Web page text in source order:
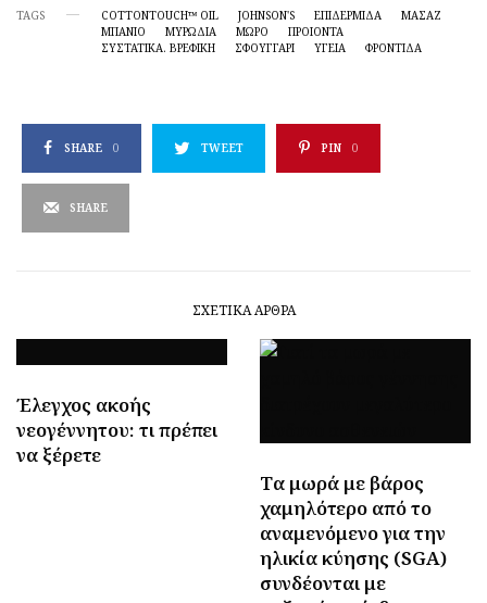
TAGS COTTONTOUCH™ OIL JOHNSON'S ΕΠΙΔΕΡΜΙΔΑ
ΜΑΣΑΖ
ΜΠΑΝΙΟ
ΜΥΡΩΔΙΑ ΜΩΡΟ
ΠΡΟΙΟΝΤΑ
ΣΥΣΤΑΤΙΚΑ. ΒΡΕΦΙΚΗ
ΣΦΟΥΓΓΑΡΙ ΥΓΕΙΑ ΦΡΟΝΤΙΔΑ
SHARE 0 TWEET PIN 0
SHARE
ΣΧΕΤΙΚΆ ΆΡΘΡΑ
Έλεγχος ακοής
νεογέννητου: τι πρέπει
να ξέρετε
Tα μωρά με βάρος
χαμηλότερο από το
αναμενόμενο για την
ηλικία κύησης (SGA)
συνδέονται με